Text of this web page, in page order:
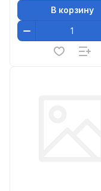
В корзину